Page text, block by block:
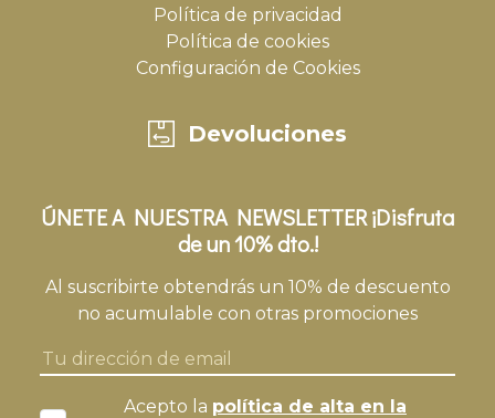
Política de privacidad
Política de cookies
Configuración de Cookies
Devoluciones
ÚNETE A NUESTRA NEWSLETTER ¡Disfruta
de un 10% dto.!
Al suscribirte obtendrás un 10% de descuento
no acumulable con otras promociones
Acepto la política de alta en la